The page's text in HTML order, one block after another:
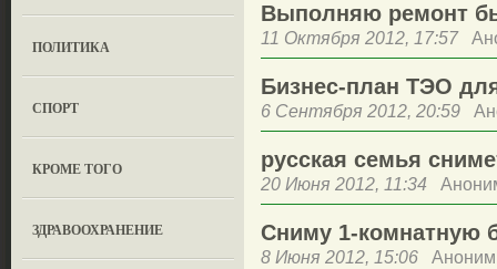
ПОЛИТИКА
СПОРТ
КРОМЕ ТОГО
ЗДРАВООХРАНЕНИЕ
Выполняю ремонт
11 Октября 2012, 17:57
Бизнес-план ТЭО
6 Сентября 2012, 20:59
русская семья
20 Июня 2012, 11:34
Сниму 1-комнатную
8 Июня 2012, 15:06 Аноним